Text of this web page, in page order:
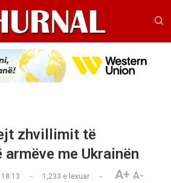
zhvillimit të
me Ukrainën
1,233 e lexuar A+ A-